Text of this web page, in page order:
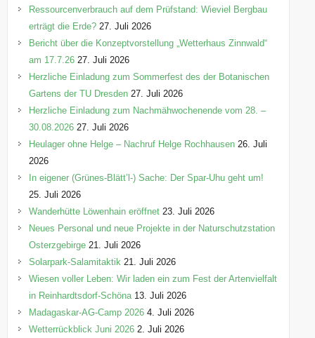
n
Ressourcenverbrauch auf dem Prüfstand: Wieviel Bergbau
erträgt die Erde? 27. Juli 2026
Bericht über die Konzeptvorstellung „Wetterhaus Zinnwald“
am 17.7.26 27. Juli 2026
Herzliche Einladung zum Sommerfest des der Botanischen
Gartens der TU Dresden 27. Juli 2026
Herzliche Einladung zum Nachmähwochenende vom 28. –
30.08.2026 27. Juli 2026
Heulager ohne Helge – Nachruf Helge Rochhausen 26. Juli
2026
In eigener (Grünes-Blätt’l-) Sache: Der Spar-Uhu geht um!
25. Juli 2026
Wanderhütte Löwenhain eröffnet 23. Juli 2026
Neues Personal und neue Projekte in der Naturschutzstation
Osterzgebirge 21. Juli 2026
Solarpark-Salamitaktik 21. Juli 2026
Wiesen voller Leben: Wir laden ein zum Fest der Artenvielfalt
in Reinhardtsdorf-Schöna 13. Juli 2026
Madagaskar-AG-Camp 2026 4. Juli 2026
Wetterrückblick Juni 2026 2. Juli 2026